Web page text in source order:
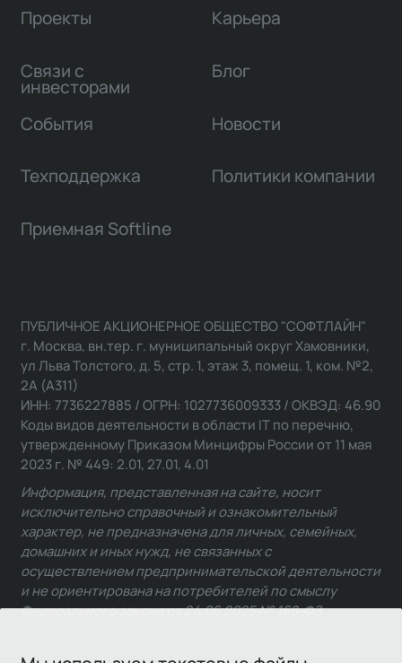
Проекты
Связи с
инвесторами
Карьера
Блог
События Новости
Техподдержка Политики компании
Приемная Softline
ПУБЛИЧНОЕ АКЦИОНЕРНОЕ ОБЩЕСТВО "СОФТЛАЙН"
г. Москва, вн.тер. г. муниципальный округ Хамовники,
ул Льва Толстого, д. 5, стр. 1, этаж 3, помещ. 1, ком. №2,
2А (А311)
ИНН: 7736227885 / ОГРН: 1027736009333 / ОКВЭД: 46.90
Коды видов деятельности в области IT по перечню,
утвержденному Приказом Минцифры России от 11 мая
2023 г. № 449: 2.01, 27.01, 4.01
Информация, представленная на сайте, носит
исключительно справочный и ознакомительный
характер, не предназначена для личных, семейных,
домашних и иных нужд, не связанных с
осуществлением предпринимательской деятельности
и не ориентирована на потребителей по смыслу
Федерального закона от 24.06.2025 № 168-ФЗ.